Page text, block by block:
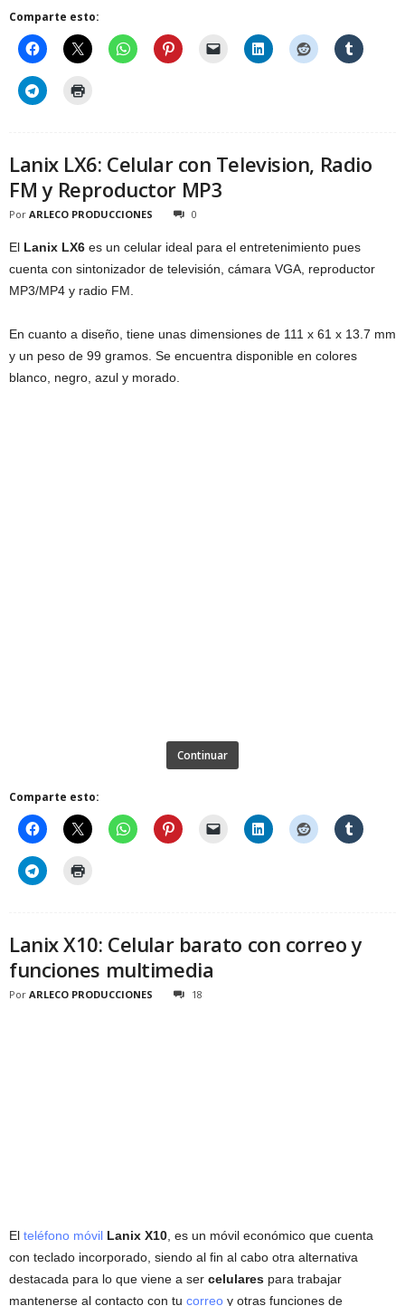
Comparte esto:
Lanix LX6: Celular con Television, Radio
FM y Reproductor MP3
Por ARLECO PRODUCCIONES 0
El Lanix LX6 es un celular ideal para el entretenimiento pues
cuenta con sintonizador de televisión, cámara VGA, reproductor
MP3/MP4 y radio FM.
En cuanto a diseño, tiene unas dimensiones de 111 x 61 x 13.7 mm
y un peso de 99 gramos. Se encuentra disponible en colores
blanco, negro, azul y morado.
Continuar
Comparte esto:
Lanix X10: Celular barato con correo y
funciones multimedia
Por ARLECO PRODUCCIONES 18
El teléfono móvil Lanix X10, es un móvil económico que cuenta
con teclado incorporado, siendo al fin al cabo otra alternativa
destacada para lo que viene a ser celulares para trabajar
mantenerse al contacto con tu correo y otras funciones de